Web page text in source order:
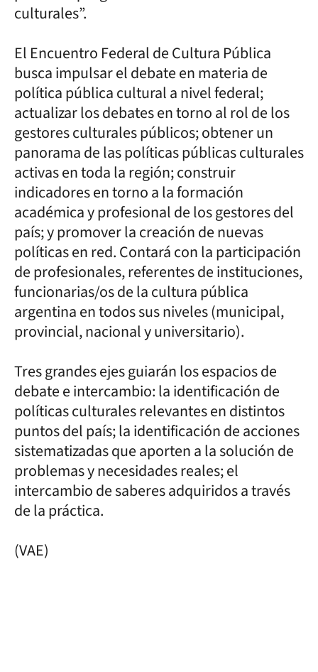
culturales”.
El Encuentro Federal de Cultura Pública
busca impulsar el debate en materia de
política pública cultural a nivel federal;
actualizar los debates en torno al rol de los
gestores culturales públicos; obtener un
panorama de las políticas públicas culturales
activas en toda la región; construir
indicadores en torno a la formación
académica y profesional de los gestores del
país; y promover la creación de nuevas
políticas en red. Contará con la participación
de profesionales, referentes de instituciones,
funcionarias/os de la cultura pública
argentina en todos sus niveles (municipal,
provincial, nacional y universitario).
Tres grandes ejes guiarán los espacios de
debate e intercambio: la identificación de
políticas culturales relevantes en distintos
puntos del país; la identificación de acciones
sistematizadas que aporten a la solución de
problemas y necesidades reales; el
intercambio de saberes adquiridos a través
de la práctica.
(VAE)